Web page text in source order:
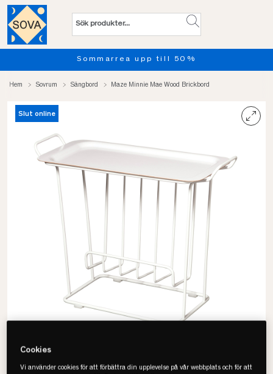
Sommarrea upp till 50%
Hem Sovrum Sängbord Maze Minnie Mae Wood Brickbord
Slut online
Cookies
Vi använder cookies för att förbättra din upplevelse på vår webbplats och för att